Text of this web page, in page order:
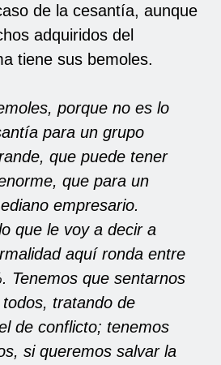
de la cesantía, aunque
adquiridos del
tiene sus bemoles.
porque no es lo
para un grupo
que puede tener
que para un
empresario.
que le voy a decir a
aquí ronda entre
Tenemos que sentarnos
tratando de
de conflicto; tenemos
si queremos salvar la